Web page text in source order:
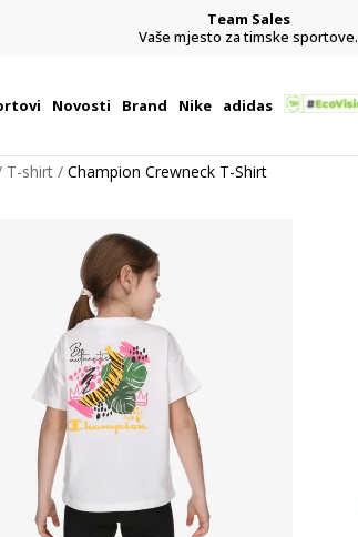
Team Sales
Vaše mjesto za timske sportove.
Novosti Brand Nike adidas
T-shirt Champion Crewneck T-Shirt